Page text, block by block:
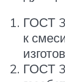
ГОСТ
к
ГОСТ